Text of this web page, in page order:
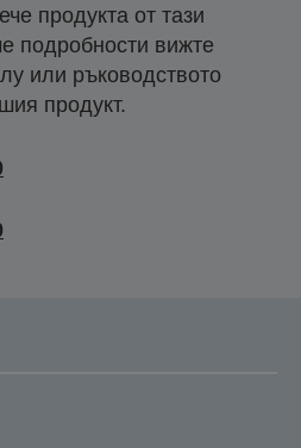
продукта от тази
подробности вижте
или ръководството
продукт.